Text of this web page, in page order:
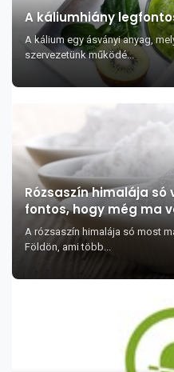
A káliumhiány
A kálium egy ásványi anyag,
szervezetünk működé...
Rózsaszín himalája só
fontos, hogy még ma
A rózsaszín himalája só most
Földön, ami több...